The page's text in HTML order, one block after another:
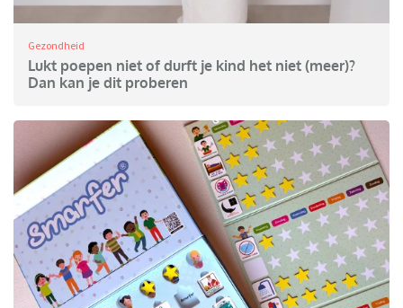
Gezondheid
Lukt poepen niet of durft je kind het niet (meer)?
Dan kan je dit proberen